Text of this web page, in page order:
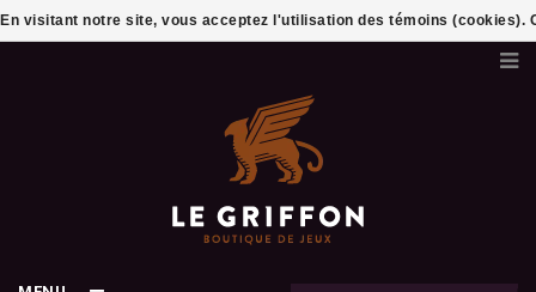
En visitant notre site, vous acceptez l'utilisation des témoins